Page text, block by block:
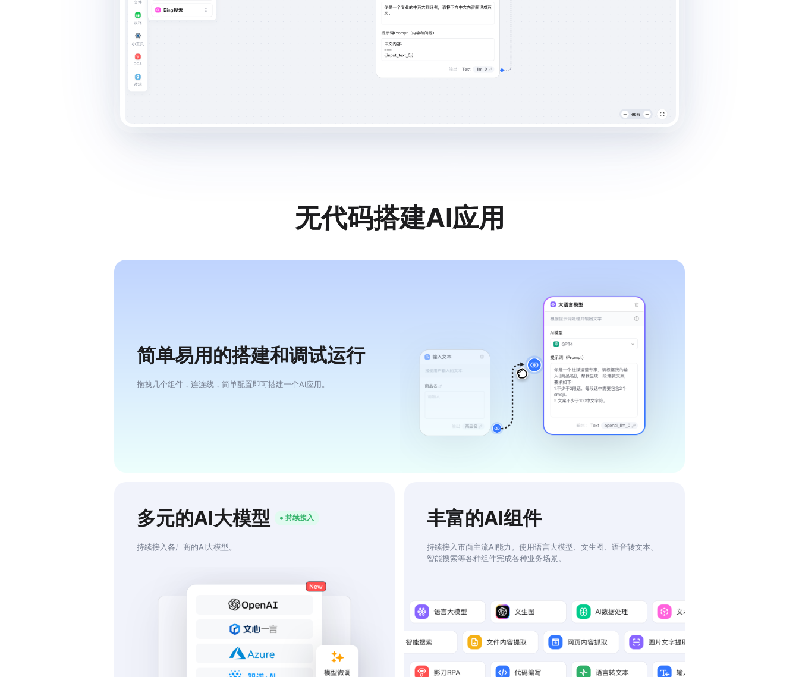
无代码搭建AI应用
简单易用的搭建和调试运行
拖拽几个组件，连连线，简单配置即可搭建一个AI应用。
多元的AI大模型 持续接入
持续接入各厂商的AI大模型。
丰富的AI组件
持续接入市面主流AI能力。使用语言大模型、文生图、语音转文本、
智能搜索等各种组件完成各种业务场景。